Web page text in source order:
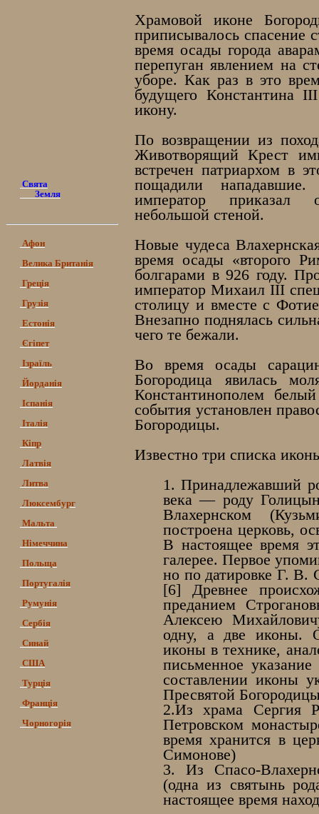
Свята
Земля
Афон
Велика Британія
Греція
Грузія
Естонія
Єгіпет
Ізраїль
Йорданія
Іспанія
Італія
Кіпр
Латвія
Литва
Люксембург
Мальта
Німеччина
Польща
Португалія
Румунія
Сербія
Синай
США
Турція
Франція
Чорногорія
Храмовой иконе
приписывалось спасение
время осады города
перепуган явлением на
уборе. Как раз в это
будущего Константина
икону.
По возвращении из
Животворящий Крест
встречен патриархом в
пощадили
император приказал
небольшой стеной.
Новые чудеса
время осады «второго
болгарами в 926 году.
император Михаил III
столицу и вместе с
Внезапно поднялась
чего те бежали.
Во время осады
Богородица явилась
Константинополем
события установлен
Богородицы.
Известно три списка
1. Принадлежавший
века — роду
Влахернском
построена церковь,
В настоящее время
галерее. Первое
но по датировке Г. В.
[6] Древнее
преданием
Алексею
одну, а две иконы. О
иконы в технике,
письменное
составлении иконы
Пресвятой
2.Из храма Сергия
Петровском
время хранится в
Симонове)
3. Из Спасо-
(одна из святынь
настоящее время